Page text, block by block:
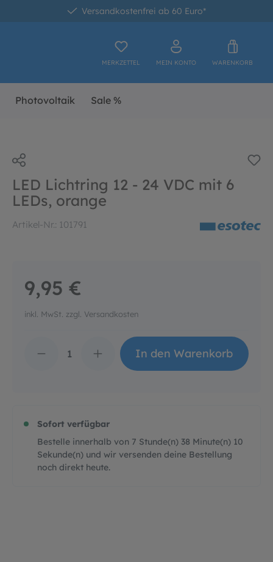
Versandkostenfrei ab 60 Euro*
MERKZETTEL MEIN KONTO WARENKORB
Photovoltaik Sale %
LED Lichtring 12 - 24 VDC mit 6
LEDs, orange
Artikel-Nr.: 101791
9,95 €
inkl. MwSt. zzgl. Versandkosten
Produkt Anzahl: Gib
In den Warenkorb
Sofort verfügbar
Bestelle innerhalb von 7 Stunde(n) 38 Minute(n) 8
Sekunde(n) und wir versenden deine Bestellung
noch direkt heute.